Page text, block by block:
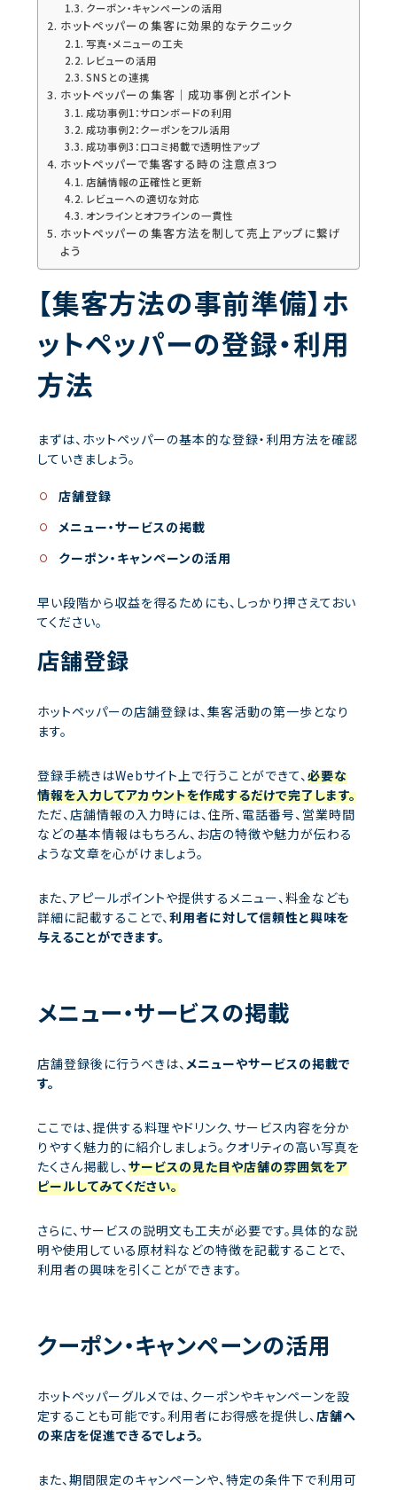
クーポン・キャンペーンの活用
ホットペッパーの集客に効果的なテクニック
写真・メニューの工夫
レビューの活用
SNSとの連携
ホットペッパーの集客｜成功事例とポイント
成功事例1：サロンボードの利用
成功事例2：クーポンをフル活用
成功事例3：口コミ掲載で透明性アップ
ホットペッパーで集客する時の注意点3つ
店舗情報の正確性と更新
レビューへの適切な対応
オンラインとオフラインの一貫性
ホットペッパーの集客方法を制して売上アップに繋げ
よう
【集客方法の事前準備】ホ
ットペッパーの登録・利用
方法
まずは、ホットペッパーの基本的な登録・利用方法を確認
していきましょう。
店舗登録
メニュー・サービスの掲載
クーポン・キャンペーンの活用
早い段階から収益を得るためにも、しっかり押さえておい
てください。
店舗登録
ホットペッパーの店舗登録は、集客活動の第一歩となり
ます。
登録手続きはWebサイト上で行うことができて、必要な
情報を入力してアカウントを作成するだけで完了します。
ただ、店舗情報の入力時には、住所、電話番号、営業時間
などの基本情報はもちろん、お店の特徴や魅力が伝わる
ような文章を心がけましょう。
また、アピールポイントや提供するメニュー、料金なども
詳細に記載することで、利用者に対して信頼性と興味を
与えることができます。
メニュー・サービスの掲載
店舗登録後に行うべきは、メニューやサービスの掲載で
す。
ここでは、提供する料理やドリンク、サービス内容を分か
りやすく魅力的に紹介しましょう。クオリティの高い写真を
たくさん掲載し、サービスの見た目や店舗の雰囲気をア
ピールしてみてください。
さらに、サービスの説明文も工夫が必要です。具体的な説
明や使用している原材料などの特徴を記載することで、
利用者の興味を引くことができます。
クーポン・キャンペーンの活用
ホットペッパーグルメでは、クーポンやキャンペーンを設
定することも可能です。利用者にお得感を提供し、店舗へ
の来店を促進できるでしょう。
また、期間限定のキャンペーンや、特定の条件下で利用可